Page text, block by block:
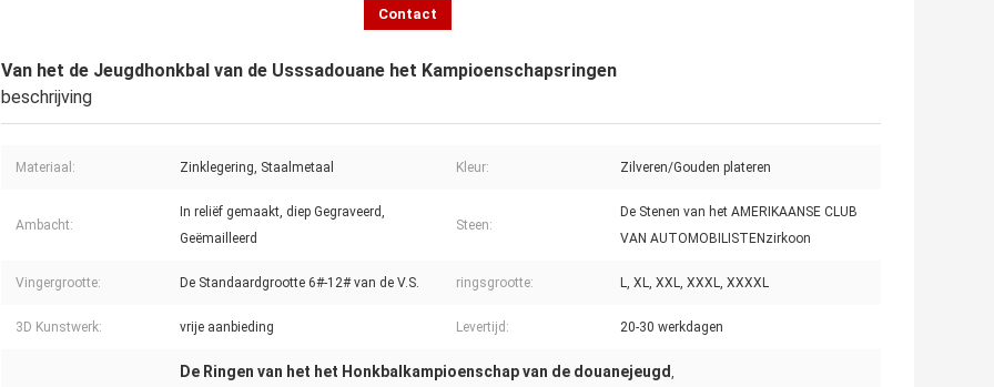
Contact
Van het de Jeugdhonkbal van de Usssadouane het Kampioenschapsringen
beschrijving
Materiaal: Zinklegering, Staalmetaal Kleur: Zilveren/Gouden plateren
Ambacht:
In reliëf gemaakt, diep Gegraveerd,
Geëmailleerd
Steen:
De Stenen van het AMERIKAANSE CLUB
VAN AUTOMOBILISTENzirkoon
Vingergrootte: De Standaardgrootte 6#-12# van de V.S. ringsgrootte: L, XL, XXL, XXXL, XXXXL
3D Kunstwerk: vrije aanbieding Levertijd: 20-30 werkdagen
De Ringen van het het Honkbalkampioenschap van de douanejeugd,